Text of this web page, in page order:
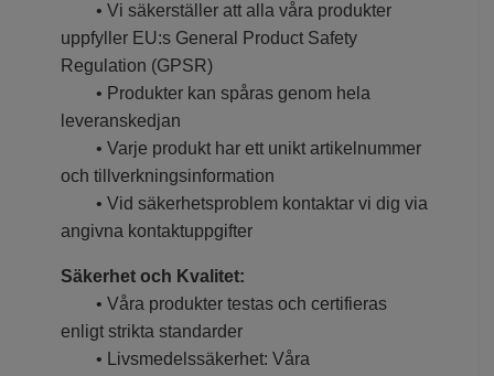
• Vi säkerställer att alla våra produkter
uppfyller EU:s General Product Safety
Regulation (GPSR)
• Produkter kan spåras genom hela
leveranskedjan
• Varje produkt har ett unikt artikelnummer
och tillverkningsinformation
• Vid säkerhetsproblem kontaktar vi dig via
angivna kontaktuppgifter
Säkerhet och Kvalitet:
• Våra produkter testas och certifieras
enligt strikta standarder
• Livsmedelssäkerhet: Våra